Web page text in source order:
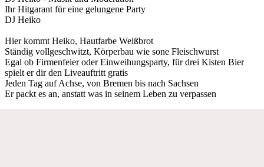
Ihr Hitgarant für eine gelungene Party
DJ Heiko
Hier kommt Heiko, Hautfarbe Weißbrot
Ständig vollgeschwitzt, Körperbau wie sone Fleischwurst
Egal ob Firmenfeier oder Einweihungsparty, für drei Kisten Bier
spielt er dir den Liveauftritt gratis
Jeden Tag auf Achse, von Bremen bis nach Sachsen
Er packt es an, anstatt was in seinem Leben zu verpassen